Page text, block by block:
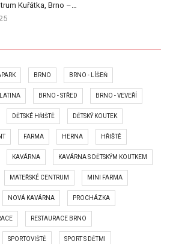
Kuřátka, Brno –…
BRNO BRNO - LÍŠEŇ
BRNO - STŘED BRNO - VEVEŘÍ
DĚTSKÉ HŘIŠTĚ DĚTSKÝ KOUTEK
FARMA HERNA HŘIŠTĚ
KAVÁRNA KAVÁRNA S DĚTSKÝM KOUTKEM
MATEŘSKÉ CENTRUM MINI FARMA
NOVÁ KAVÁRNA PROCHÁZKA
RESTAURACE BRNO
SPORTOVIŠTĚ SPORT S DĚTMI